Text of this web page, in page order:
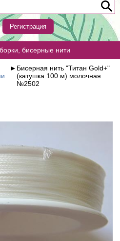
Регистрация
бисерные нити
► Бисерная нить "Титан Gold+"
(катушка 100 м) молочная
№2502